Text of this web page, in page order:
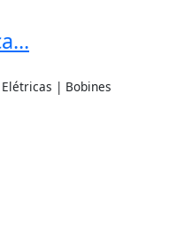
| Bobines